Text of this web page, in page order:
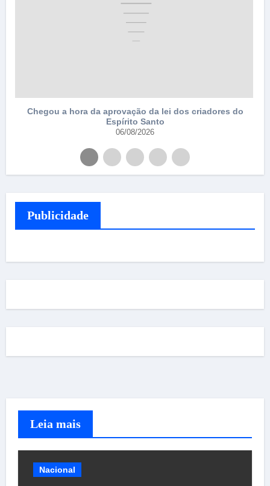
Chegou a hora da aprovação da lei dos criadores do
Espírito Santo
06/08/2026
Publicidade
Leia mais
Nacional